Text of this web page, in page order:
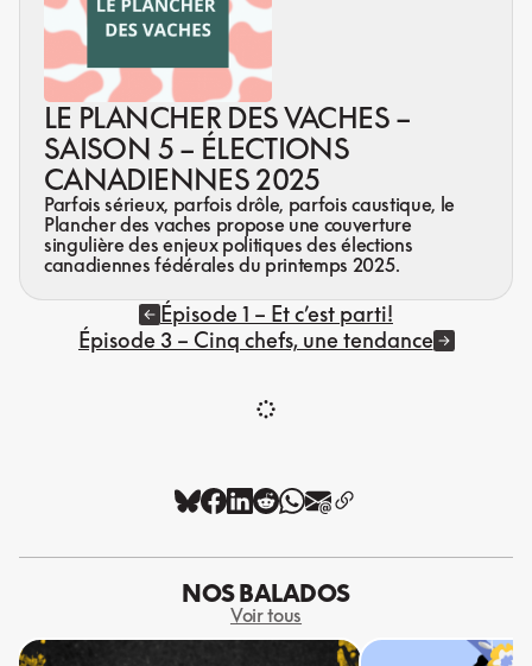
LE PLANCHER DES VACHES –
SAISON 5 – ÉLECTIONS
CANADIENNES 2025
Parfois sérieux, parfois drôle, parfois caustique, le
Plancher des vaches propose une couverture
singulière des enjeux politiques des élections
canadiennes fédérales du printemps 2025.
Épisode 1 – Et c’est parti!
Épisode 3 – Cinq chefs, une tendance
NOS BALADOS
Voir tous